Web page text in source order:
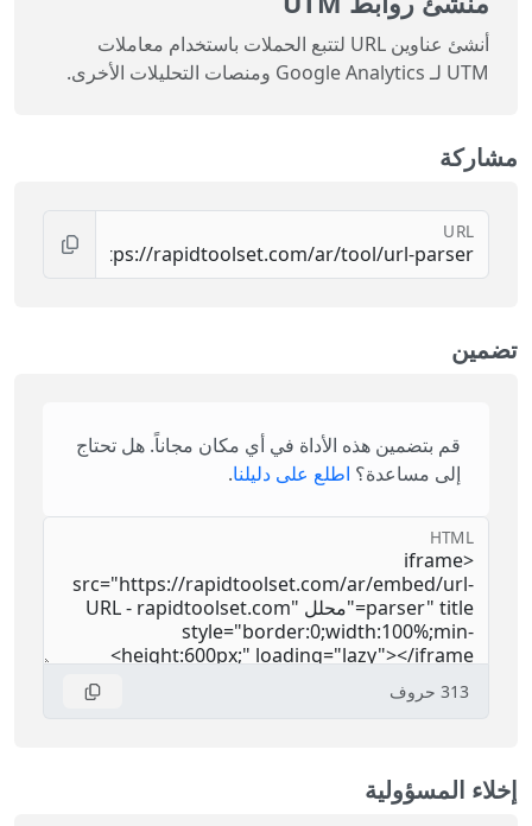
أنشئ عناوين URL لتتبع الحملات باستخدام معاملات
UTM لـ Google Analytics ومنصات التحليلات الأخرى.
مشاركة
URL
تضمين
قم بتضمين هذه الأداة في أي مكان مجاناً. هل تحتاج
إلى مساعدة؟ اطلع على دليلنا.
HTML
313 حروف
إخلاء المسؤولية